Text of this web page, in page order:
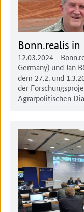
Bonn.realis in
12.03.2024 -
Germany) und Jan
dem 27.2. und
der
Agrarpolitischen